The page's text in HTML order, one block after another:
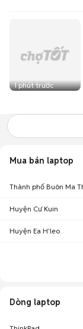
1 phút trước
Mua bán laptop
Thành phố Buôn Ma
Huyện Cư Kuin
Huyện Ea H'leo
Dòng laptop